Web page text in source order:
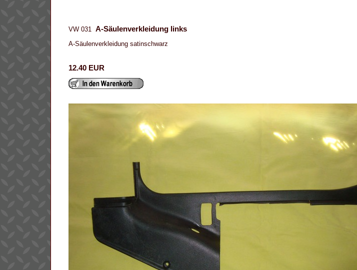
VW 031 A-Säulenverkleidung links
A-Säulenverkleidung satinschwarz
12.40 EUR